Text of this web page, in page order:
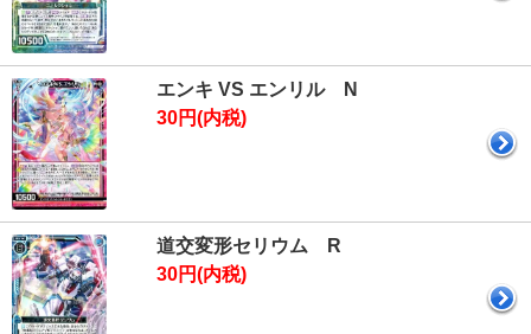
エンキ VS エンリル N
30円(内税)
道交変形セリウム R
30円(内税)